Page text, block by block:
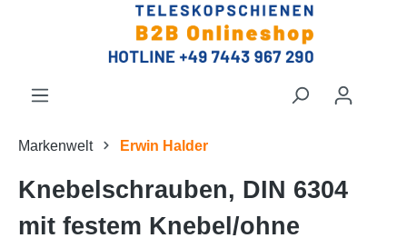
Markenwelt Erwin Halder
Knebelschrauben, DIN 6304
mit festem Knebel/ohne